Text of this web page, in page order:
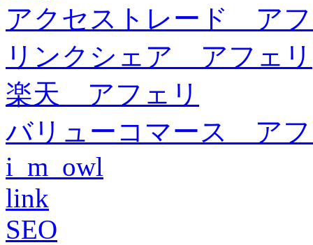
アクセストレード ア
リンクシェア アフェリ
楽天 アフェリ
バリューコマース ア
i_m_owl
link
SEO